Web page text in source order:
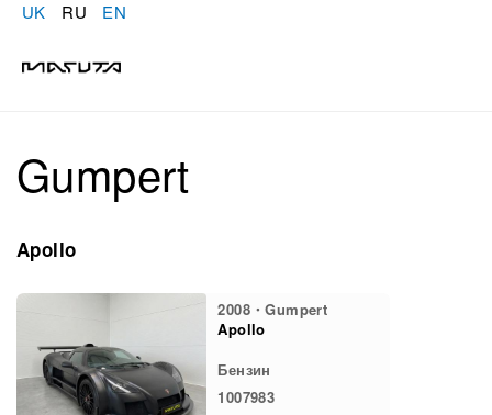
UK RU EN
Gumpert
Apollo
2008・Gumpert
Apollo
Бензин
1007983